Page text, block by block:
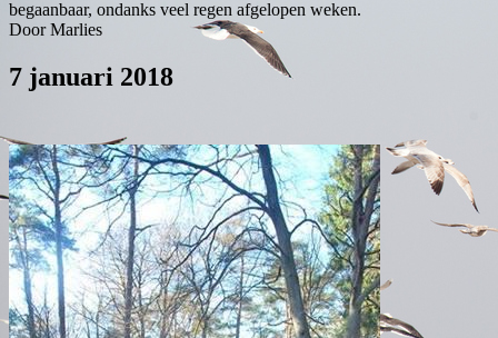
begaanbaar, ondanks veel regen afgelopen weken.
Door Marlies
7 januari 2018